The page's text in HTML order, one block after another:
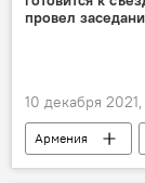
провел
10 декабря
Армения
Политика